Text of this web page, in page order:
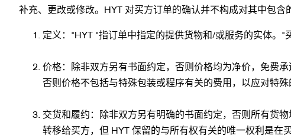
补充、更改或修改。HYT 对买方订单的确认并不构成对其中包
定义："HYT "指订单中指定的提供货物和/或服务的实体。"
价格：除非双方另有书面约定，否则价格均为净价，免费
否则价格不包括与特殊包装或程序有关的费用，以应对特
交货和履约：除非双方另有明确的书面约定，否则所有货
转移给买方，但 HYT 保留的与所有权有关的唯一权利是